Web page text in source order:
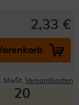
2,33 €
MwSt. Versandkosten
20